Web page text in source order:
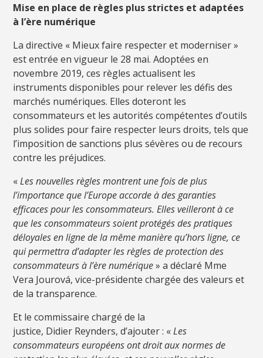
Mise en place de règles plus strictes et adaptées
à l’ère numérique
La directive « Mieux faire respecter et moderniser »
est entrée en vigueur le 28 mai. Adoptées en
novembre 2019, ces règles actualisent les
instruments disponibles pour relever les défis des
marchés numériques. Elles doteront les
consommateurs et les autorités compétentes d’outils
plus solides pour faire respecter leurs droits, tels que
l’imposition de sanctions plus sévères ou de recours
contre les préjudices.
«Les nouvelles règles montrent une fois de plus
l’importance que l’Europe accorde à des garanties
efficaces pour les consommateurs. Elles veilleront à ce
que les consommateurs soient protégés des pratiques
déloyales en ligne de la même manière qu’hors ligne, ce
qui permettra d’adapter les règles de protection des
consommateurs à l’ère numérique» a déclaré Mme
Vera Jourová, vice-présidente chargée des valeurs et
de la transparence.
Et le commissaire chargé de la
justice, Didier Reynders, d’ajouter : «Les
consommateurs européens ont droit aux normes de